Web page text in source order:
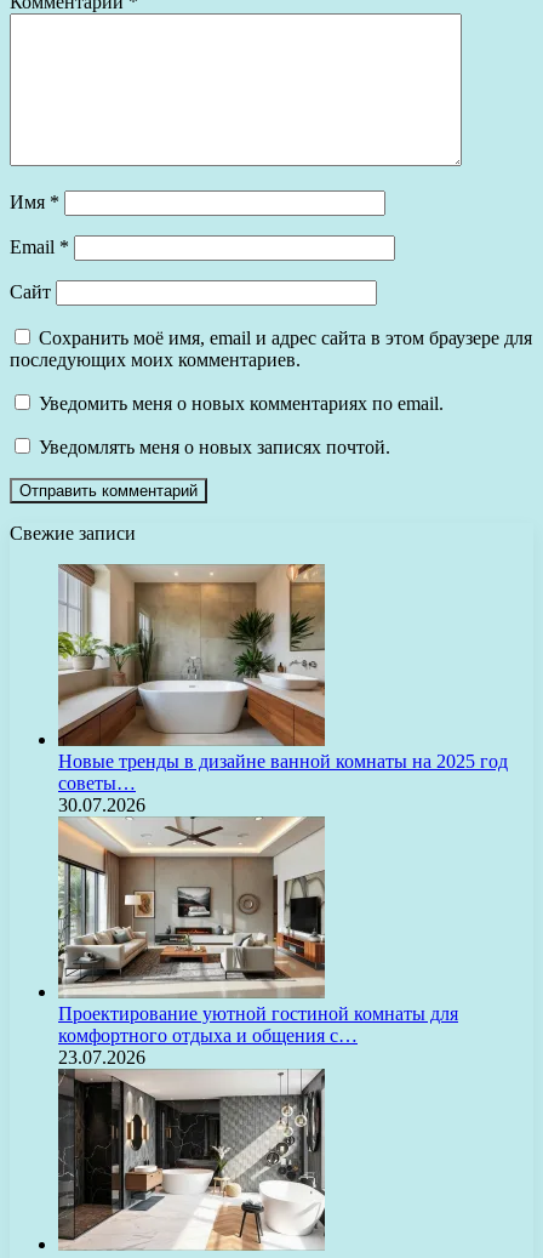
Имя *
Email *
Сайт
Сохранить моё имя, email и адрес сайта в этом браузере для
последующих моих комментариев.
Уведомить меня о новых комментариях по email.
Уведомлять меня о новых записях почтой.
Свежие записи
Новые тренды в дизайне ванной комнаты на 2025 год
советы…
30.07.2026
Проектирование уютной гостиной комнаты для
комфортного отдыха и общения с…
23.07.2026